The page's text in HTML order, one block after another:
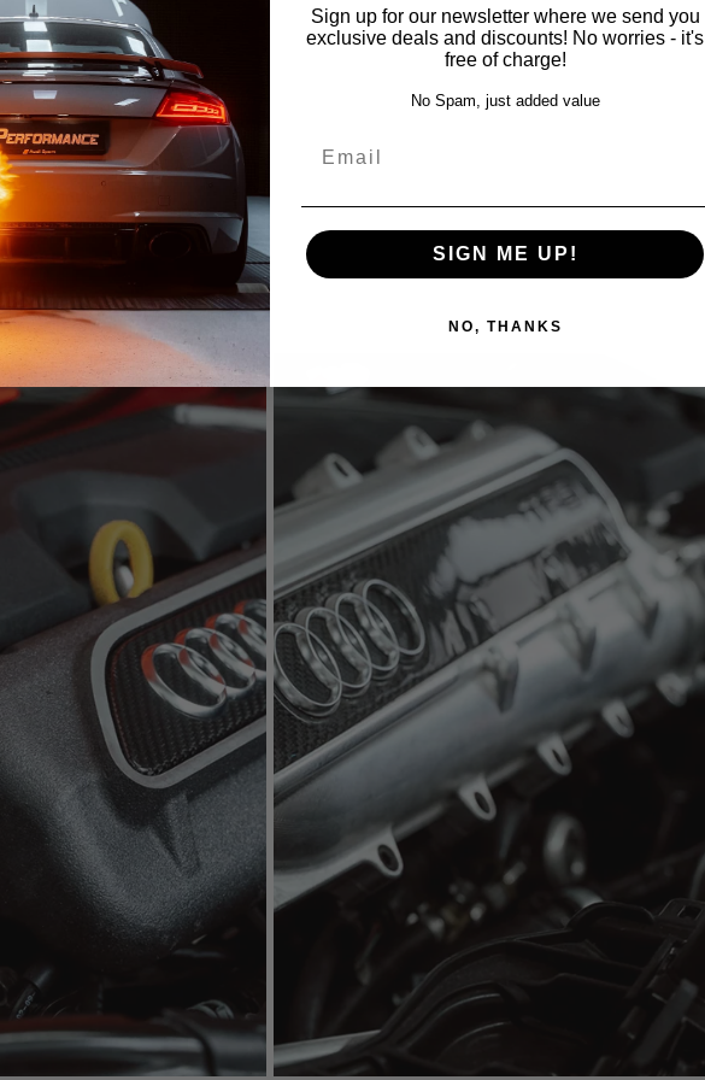
GmbH
Ersatz Luftfilter
- 4" & 5" Offene
Sign up for our newsletter where we send you
exclusive deals and discounts! No worries - it's
free of charge!
No Spam, just added value
SIGN ME UP!
NO, THANKS